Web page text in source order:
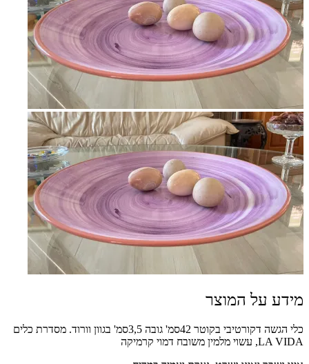
מידע על המוצר
כלי הגשה דקורטיבי בקוטר 42סמ' גובה 3,5סמ' בגוון וורוד. מסדרת כלים
LA VIDA, עשוי מלמין משובח דמוי קרמיקה